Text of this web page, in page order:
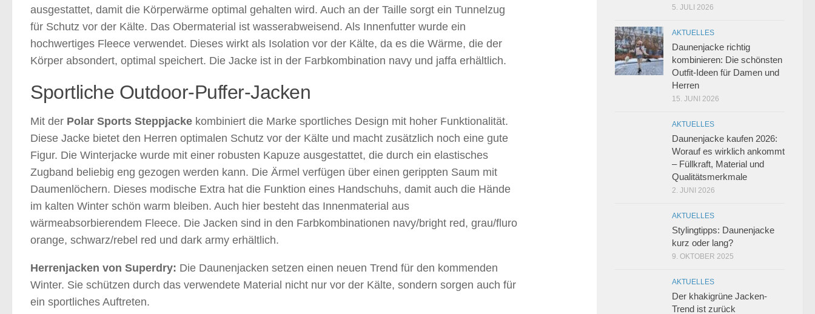
ausgestattet, damit die Körperwärme optimal gehalten wird. Auch an der Taille sorgt ein Tunnelzug
für Schutz vor der Kälte. Das Obermaterial ist wasserabweisend. Als Innenfutter wurde ein
hochwertiges Fleece verwendet. Dieses wirkt als Isolation vor der Kälte, da es die Wärme, die der
Körper absondert, optimal speichert. Die Jacke ist in der Farbkombination navy und jaffa erhältlich.
Sportliche Outdoor-Puffer-Jacken
Mit der Polar Sports Steppjacke kombiniert die Marke sportliches Design mit hoher Funktionalität.
Diese Jacke bietet den Herren optimalen Schutz vor der Kälte und macht zusätzlich noch eine gute
Figur. Die Winterjacke wurde mit einer robusten Kapuze ausgestattet, die durch ein elastisches
Zugband beliebig eng gezogen werden kann. Die Ärmel verfügen über einen gerippten Saum mit
Daumenlöchern. Dieses modische Extra hat die Funktion eines Handschuhs, damit auch die Hände
im kalten Winter schön warm bleiben. Auch hier besteht das Innenmaterial aus
wärmeabsorbierendem Fleece. Die Jacken sind in den Farbkombinationen navy/bright red, grau/fluro
orange, schwarz/rebel red und dark army erhältlich.
Herrenjacken von Superdry: Die Daunenjacken setzen einen neuen Trend für den kommenden
Winter. Sie schützen durch das verwendete Material nicht nur vor der Kälte, sondern sorgen auch für
ein sportliches Auftreten.
5. JULI 2026
AKTUELLES
Daunenjacke richtig
kombinieren: Die schönsten
Outfit-Ideen für Damen und
Herren
15. JUNI 2026
AKTUELLES
Daunenjacke kaufen 2026:
Worauf es wirklich ankommt
– Füllkraft, Material und
Qualitätsmerkmale
2. JUNI 2026
AKTUELLES
Stylingtipps: Daunenjacke
kurz oder lang?
9. OKTOBER 2025
AKTUELLES
Der khakigrüne Jacken-
Trend ist zurück